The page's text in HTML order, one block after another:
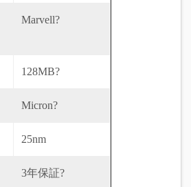
Marvell?
128MB?
Micron?
25nm
3年保証?